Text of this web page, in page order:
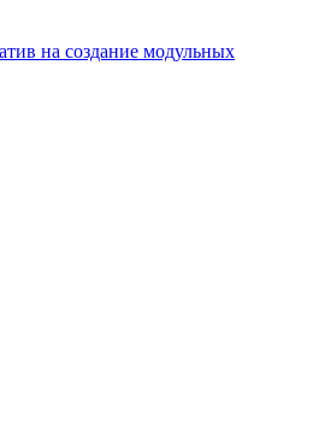
на создание модульных